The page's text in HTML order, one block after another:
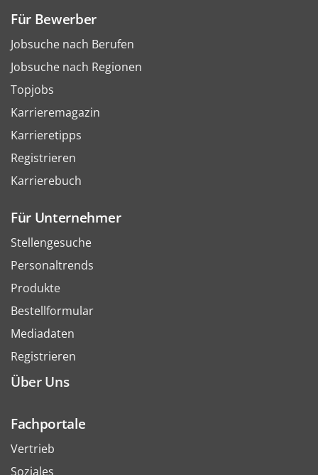
Für Bewerber
Jobsuche nach Berufen
Jobsuche nach Regionen
Topjobs
Karrieremagazin
Karrieretipps
Registrieren
Karrierebuch
Für Unternehmer
Stellengesuche
Personaltrends
Produkte
Bestellformular
Mediadaten
Registrieren
Über Uns
Fachportale
Vertrieb
Soziales